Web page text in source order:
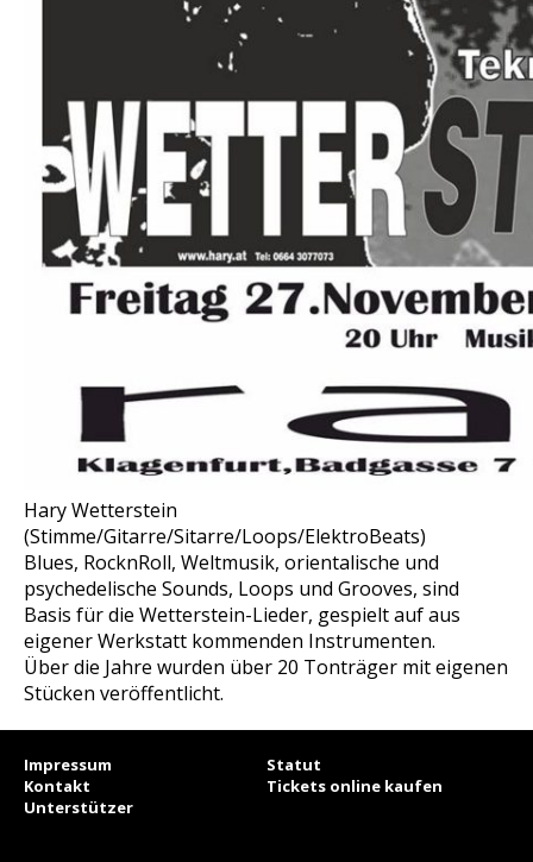
Hary Wetterstein
(Stimme/Gitarre/Sitarre/Loops/ElektroBeats)
Blues, RocknRoll, Weltmusik, orientalische und
psychedelische Sounds, Loops und Grooves, sind
Basis für die Wetterstein-Lieder, gespielt auf aus
eigener Werkstatt kommenden Instrumenten.
Über die Jahre wurden über 20 Tonträger mit eigenen
Stücken veröffentlicht.
Impressum
Statut
Kontakt
Tickets online kaufen
Unterstützer